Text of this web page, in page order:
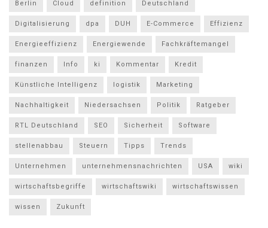
Berlin Cloud definition Deutschland
Digitalisierung dpa DUH E-Commerce Effizienz
Energieeffizienz Energiewende Fachkräftemangel
finanzen Info ki Kommentar Kredit
Künstliche Intelligenz logistik Marketing
Nachhaltigkeit Niedersachsen Politik Ratgeber
RTL Deutschland SEO Sicherheit Software
stellenabbau Steuern Tipps Trends
Unternehmen unternehmensnachrichten USA wiki
wirtschaftsbegriffe wirtschaftswiki wirtschaftswissen
wissen Zukunft